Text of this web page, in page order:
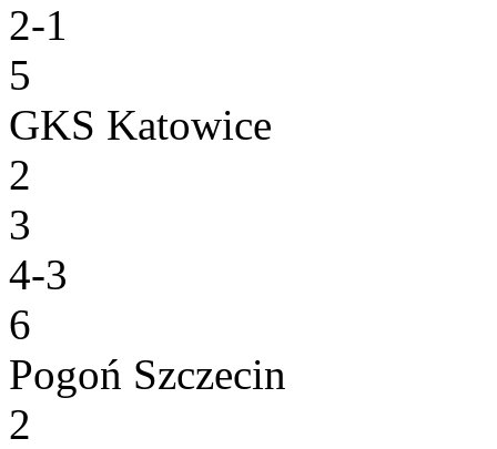
2-1
5
GKS Katowice
2
3
4-3
6
Pogoń Szczecin
2